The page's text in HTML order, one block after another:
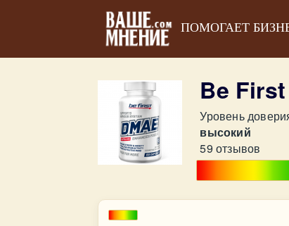
ПОМОГАЕТ
Be
Уровень
высокий
59 отзывов